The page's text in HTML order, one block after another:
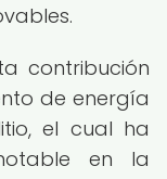
contribución
de energía
el cual ha
en la